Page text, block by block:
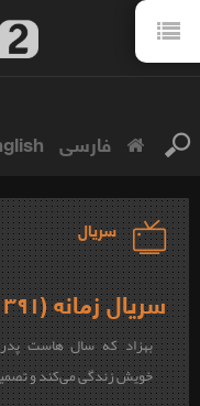
فارسی
سریال
سریال زمانه (۱۳۹۱)
بهزادکه سال‌ هاست پدر
خویش زندگی می‌کند و